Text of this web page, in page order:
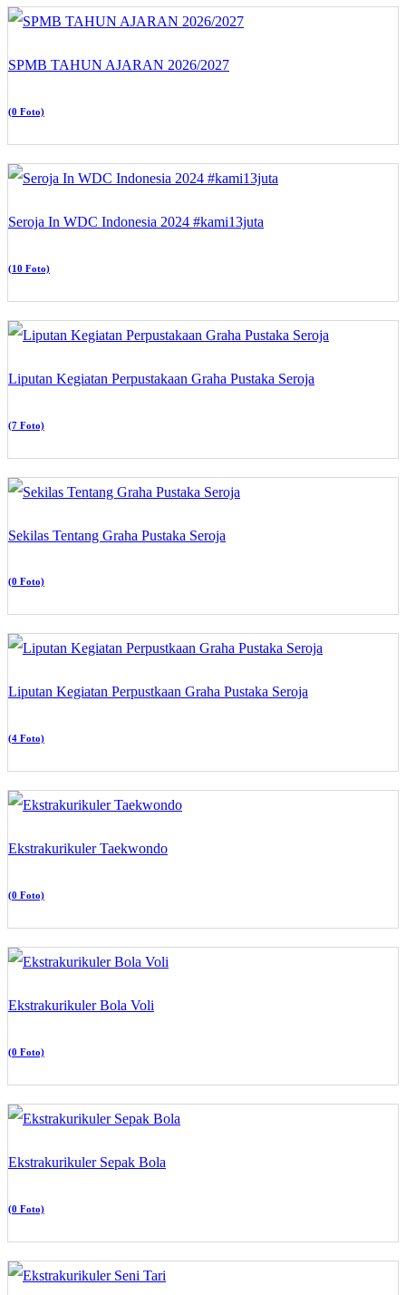
SPMB TAHUN AJARAN 2026/2027
(0 Foto)
Seroja In WDC Indonesia 2024 #kami13juta
(10 Foto)
Liputan Kegiatan Perpustakaan Graha Pustaka Seroja
(7 Foto)
Sekilas Tentang Graha Pustaka Seroja
(0 Foto)
Liputan Kegiatan Perpustkaan Graha Pustaka Seroja
(4 Foto)
Ekstrakurikuler Taekwondo
(0 Foto)
Ekstrakurikuler Bola Voli
(0 Foto)
Ekstrakurikuler Sepak Bola
(0 Foto)